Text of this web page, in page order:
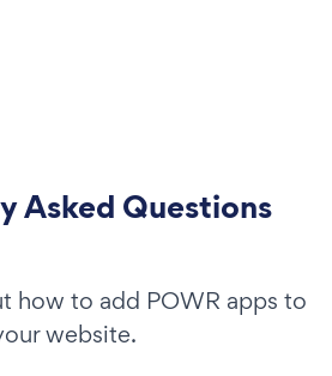
Asked Questions
how to add POWR apps to
website.